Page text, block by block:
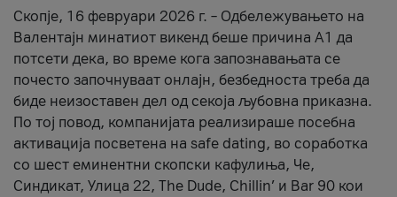
Скопје, 16 февруари 2026 г. – Одбележувањето на
Валентајн минатиот викенд беше причина А1 да
потсети дека, во време кога запознавањата се
почесто започнуваат онлајн, безбедноста треба да
биде неизоставен дел од секоја љубовна приказна.
По тој повод, компанијата реализираше посебна
активација посветена на safe dating, во соработка
со шест еминентни скопски кафулиња, Че,
Синдикат, Улица 22, The Dude, Chillin’ и Bar 90 кои